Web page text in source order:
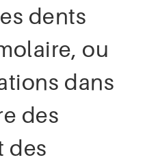
dents
ou
dans
des
des